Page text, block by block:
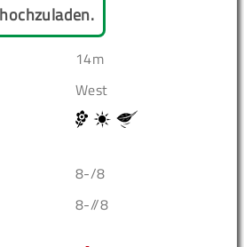
14m
West
8-/8
8-//8